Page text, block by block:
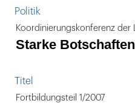
Politik
Koordinierungskonferenz der
Starke Botschaften
Titel
Fortbildungsteil 1/2007